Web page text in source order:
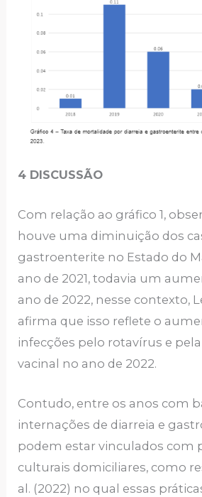
4 DISCUSSÃO
Com relação ao gráfico 1,
houve uma diminuição dos
gastroenterite no Estado do
ano de 2021, todavia um
ano de 2022, nesse contexto,
afirma que isso reflete o
infecções pelo rotavírus e
vacinal no ano de 2022.
Contudo, entre os anos com
internações de diarreia e
podem estar vinculados com
culturais domiciliares, como
al. (2022) no qual essas